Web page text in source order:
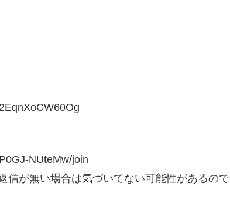
NUteMw/join
信が無い場合は気づいてない可能性があるので